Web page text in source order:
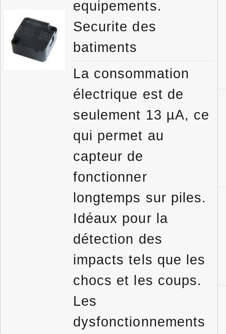
equipements.
Securite des
batiments
La consommation
électrique est de
seulement 13 µA, ce
qui permet au
capteur de
fonctionner
longtemps sur piles.
Idéaux pour la
détection des
impacts tels que les
chocs et les coups.
Les
dysfonctionnements